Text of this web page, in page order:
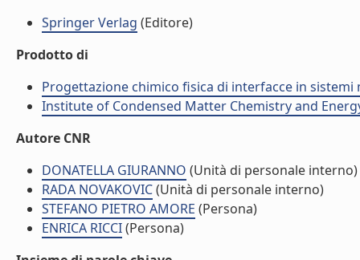
Springer Verlag (Editore)
Prodotto di
Progettazione chimico fisica di interfacce in sistemi
Institute of Condensed Matter Chemistry and
Autore CNR
DONATELLA GIURANNO (Unità di personale interno)
RADA NOVAKOVIC(Unità di personale interno)
STEFANO PIETRO AMORE (Persona)
ENRICA RICCI(Persona)